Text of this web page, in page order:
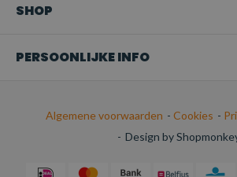
SHOP
PERSOONLIJKE INFO
Algemene voorwaarden - Cookies -
- Design by